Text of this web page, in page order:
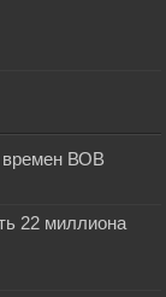
ВОВ
22 миллиона